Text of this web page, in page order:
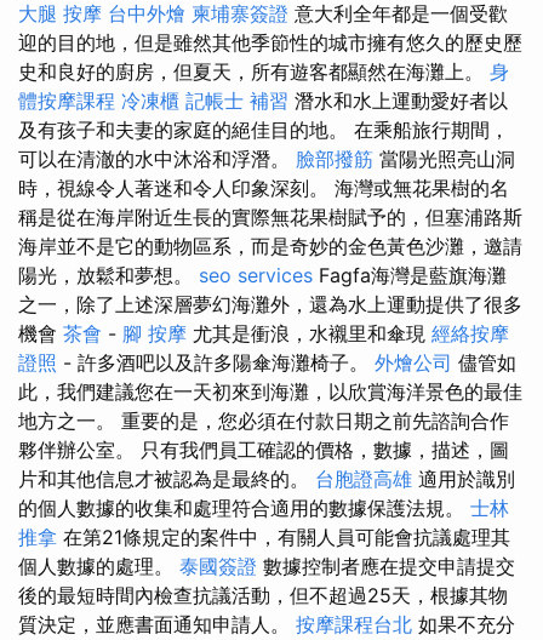
大腿 按摩 台中外燴 柬埔寨簽證 意大利全年都是一個受歡
迎的目的地，但是雖然其他季節性的城市擁有悠久的歷史歷
史和良好的廚房，但夏天，所有遊客都顯然在海灘上。 身
體按摩課程 冷凍櫃 記帳士 補習 潛水和水上運動愛好者以
及有孩子和夫妻的家庭的絕佳目的地。 在乘船旅行期間，
可以在清澈的水中沐浴和浮潛。 臉部撥筋 當陽光照亮山洞
時，視線令人著迷和令人印象深刻。 海灣或無花果樹的名
稱是從在海岸附近生長的實際無花果樹賦予的，但塞浦路斯
海岸並不是它的動物區系，而是奇妙的金色黃色沙灘，邀請
陽光，放鬆和夢想。 seo services Fagfa海灣是藍旗海灘
之一，除了上述深層夢幻海灘外，還為水上運動提供了很多
機會 茶會 - 腳 按摩 尤其是衝浪，水襯里和傘現 經絡按摩
證照 - 許多酒吧以及許多陽傘海灘椅子。 外燴公司 儘管如
此，我們建議您在一天初來到海灘，以欣賞海洋景色的最佳
地方之一。 重要的是，您必須在付款日期之前先諮詢合作
夥伴辦公室。 只有我們員工確認的價格，數據，描述，圖
片和其他信息才被認為是最終的。 台胞證高雄 適用於識別
的個人數據的收集和處理符合適用的數據保護法規。 士林
推拿 在第21條規定的案件中，有關人員可能會抗議處理其
個人數據的處理。 泰國簽證 數據控制者應在提交申請提交
後的最短時間內檢查抗議活動，但不超過25天，根據其物
質決定，並應書面通知申請人。 按摩課程台北 如果不充分